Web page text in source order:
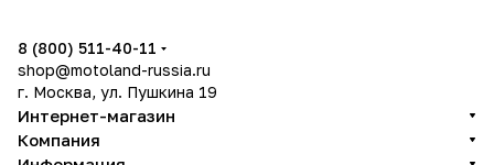
8 (800) 511-40-11
shop@motoland-russia.ru
г. Москва, ул. Пушкина 19
Интернет-магазин
Компания